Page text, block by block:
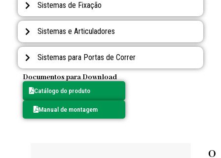
Sistemas de Fixação
Sistemas e Articuladores
Sistemas para Portas de Correr
Documentos para Download
Catálogo do produto
Manual de montagem